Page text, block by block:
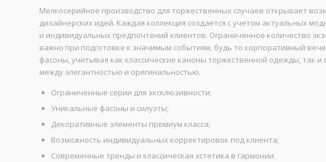
Мелкосерийное производство для торжественных случаев открывает
дизайнерских идей. Каждая коллекция создается с учетом актуальных
и индивидуальных предпочтений клиентов. Ограниченное количество
важно при подготовке к значимым событиям, будь то корпоративный
фасоны, учитывая как классические каноны торжественной одежды, так
между элегантностью и оригинальностью.
Ограниченные серии для эксклюзивности;
Уникальные фасоны и силуэты;
Декоративные элементы премиум класса;
Возможность индивидуальных корректировок под клиента;
Современные тренды и классическая эстетика в гармонии.